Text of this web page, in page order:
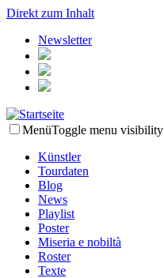
Direkt zum Inhalt
Newsletter
MenüToggle menu visibility
Künstler
Tourdaten
Blog
News
Playlist
Poster
Miseria e nobiltà
Roster
Texte